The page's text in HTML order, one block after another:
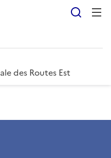
des Routes Est